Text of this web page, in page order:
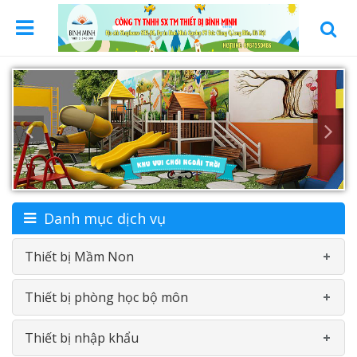
Danh mục dịch vụ
Thiết bị Mầm Non
Bàn-Ghế mầm non
Đồ chơi nhựa theo thông tư
Thiết bị phòng học bộ môn
Phòng học ngoại ngữ
Thiết bị nhập khẩu